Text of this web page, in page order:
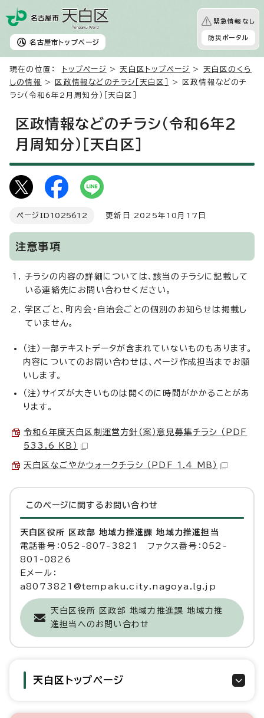
名古屋市 トップページ
緊急情報なし
防災ポータル
現在の位置： トップページ >天白区トップページ > 天白区のくら
しの情報
> 区政情報などのチラシ［天白区］
> 区政情報などのチ
ラシ（令和6年2月周知分）［天白区］
区政情報などのチラシ（令和6年2
月周知分）［天白区］
ページID 1025612 更新日 2025年10月17日
注意事項
チラシの内容の詳細については、該当のチラシに記載して
いる連絡先にお問い合わせください。
学区ごと、町内会・自治会ごとの個別のお知らせは掲載し
ていません。
（注）一部テキストデータが含まれていないものもあります。
内容についてのお問い合わせは、ページ作成担当までお願
いします。
（注）サイズが大きいものは開くのに時間がかかることがあ
ります。
令和6年度天白区制運営方針（案）意見募集チラシ （PDF
533.6 KB）
天白区なごやかウォークチラシ （PDF 1.4 MB）
このページに関する お問い合わせ
天白区役所 区政部 地域力推進課 地域力推進担当
電話番号：052-807-3821 ファクス番号：052-
801-0826
Eメール：
a8073821@tempaku.city.nagoya.lg.jp
天白区役所 区政部 地域力推進課 地域力推
進担当へのお問い合わせ
天白区トップページ